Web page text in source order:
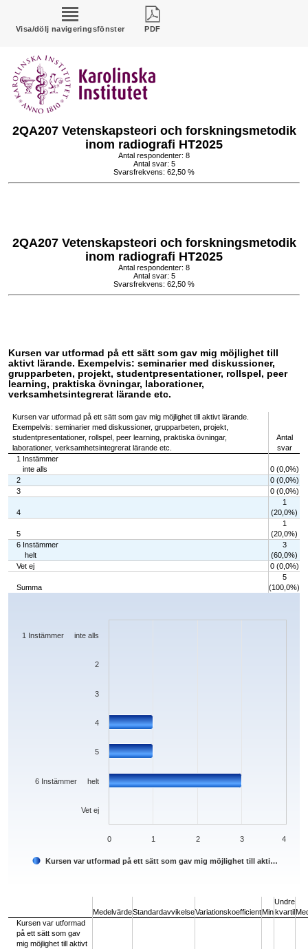
Visa/dölj navigeringsfönster PDF
2QA207 Vetenskapsteori och forskningsmetodik
inom radiografi HT2025
Antal respondenter: 8
Antal svar: 5
Svarsfrekvens: 62,50 %
2QA207 Vetenskapsteori och forskningsmetodik
inom radiografi HT2025
Antal respondenter: 8
Antal svar: 5
Svarsfrekvens: 62,50 %
Kursen var utformad på ett sätt som gav mig möjlighet till
aktivt lärande. Exempelvis: seminarier med diskussioner,
grupparbeten, projekt, studentpresentationer, rollspel, peer
learning, praktiska övningar, laborationer,
verksamhetsintegrerat lärande etc.
Kursen var utformad på ett sätt som gav mig möjlighet till aktivt lärande.
Exempelvis: seminarier med diskussioner, grupparbeten, projekt,
studentpresentationer, rollspel, peer learning, praktiska övningar,
laborationer, verksamhetsintegrerat lärande etc.
Antal
svar
1 Instämmer
inte alls
0 (0,0%)
2
0 (0,0%)
3
0 (0,0%)
4
1
(20,0%)
5
1
(20,0%)
6 Instämmer
helt
3
(60,0%)
Vet ej
0 (0,0%)
Summa
5
(100,0%)
Chart
The chart has 1 X axis displaying categories.
Kursen var utformad på ett sätt som gav mig möjlighet till akti…
Vet ej
6 Instämmer helt
5
4
3
2
1 Instämmer inte alls
0 1 2 3 4
MedelvärdeStandardavvikelseVariationskoefficientMin
Undre
kvartil
Kursen var utformad
på ett sätt som gav
mig möjlighet till aktivt